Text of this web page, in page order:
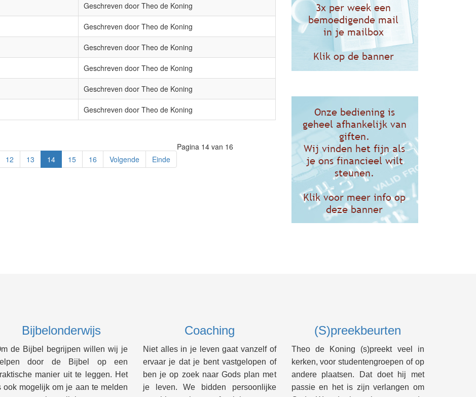
Geschreven door Theo de Koning
Geschreven door Theo de Koning
Geschreven door Theo de Koning
Geschreven door Theo de Koning
Geschreven door Theo de Koning
Geschreven door Theo de Koning
Pagina 14 van 16
12 13 14 15 16 Volgende Einde
Bijbelonderwijs
de Bijbel begrijpen willen wij je
door de Bijbel op een
manier uit te leggen. Het
ook mogelijk om je aan te melden
Coaching
Niet alles in je leven gaat vanzelf of
ervaar je dat je bent vastgelopen of
ben je op zoek naar Gods plan met
je leven. We bidden persoonlijke
(S)preekbeurten
Theo de Koning (s)preekt veel in
kerken, voor studentengroepen of op
andere plaatsen. Dat doet hij met
passie en het is zijn verlangen om